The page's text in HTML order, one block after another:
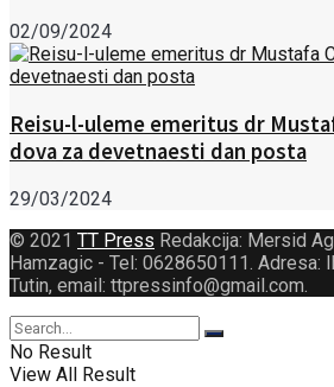
02/09/2024
Reisu-l-uleme emeritus dr
dova za devetnaesti dan posta
29/03/2024
© 2021 TT Press Redakcija: Mersid
Hamzagic - Tel: 0628650111. Adresa:
Tutin, email: ttpressinfo@gmail.com.
No Result
View All Result